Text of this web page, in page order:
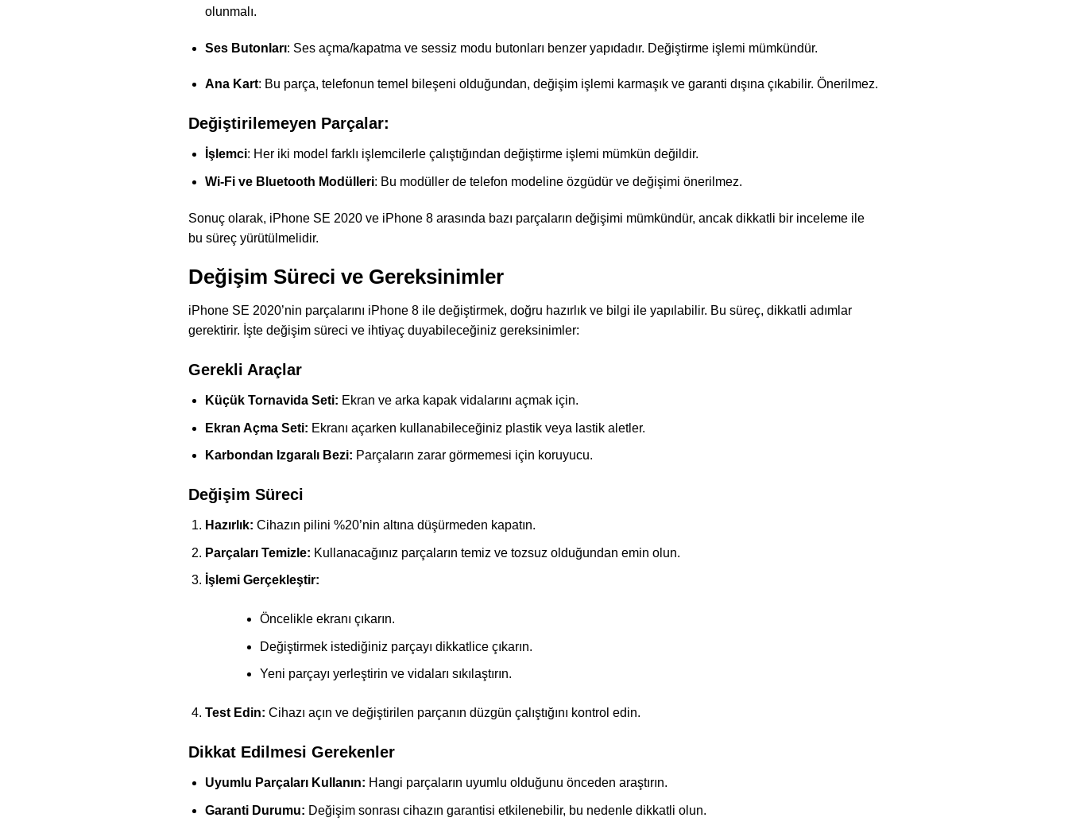
olunmalı.
Ses Butonları: Ses açma/kapatma ve sessiz modu butonları benzer yapıdadır. Değiştirme işlemi mümkündür.
Ana Kart: Bu parça, telefonun temel bileşeni olduğundan, değişim işlemi karmaşık ve garanti dışına çıkabilir. Önerilmez.
Değiştirilemeyen Parçalar:
İşlemci: Her iki model farklı işlemcilerle çalıştığından değiştirme işlemi mümkün değildir.
Wi-Fi ve Bluetooth Modülleri: Bu modüller de telefon modeline özgüdür ve değişimi önerilmez.
Sonuç olarak, iPhone SE 2020 ve iPhone 8 arasında bazı parçaların değişimi mümkündür, ancak dikkatli bir inceleme ile
bu süreç yürütülmelidir.
Değişim Süreci ve Gereksinimler
iPhone SE 2020’nin parçalarını iPhone 8 ile değiştirmek, doğru hazırlık ve bilgi ile yapılabilir. Bu süreç, dikkatli adımlar
gerektirir. İşte değişim süreci ve ihtiyaç duyabileceğiniz gereksinimler:
Gerekli Araçlar
Küçük Tornavida Seti: Ekran ve arka kapak vidalarını açmak için.
Ekran Açma Seti: Ekranı açarken kullanabileceğiniz plastik veya lastik aletler.
Karbondan Izgaralı Bezi: Parçaların zarar görmemesi için koruyucu.
Değişim Süreci
Hazırlık: Cihazın pilini %20’nin altına düşürmeden kapatın.
Parçaları Temizle: Kullanacağınız parçaların temiz ve tozsuz olduğundan emin olun.
İşlemi Gerçekleştir:
Öncelikle ekranı çıkarın.
Değiştirmek istediğiniz parçayı dikkatlice çıkarın.
Yeni parçayı yerleştirin ve vidaları sıkılaştırın.
Test Edin: Cihazı açın ve değiştirilen parçanın düzgün çalıştığını kontrol edin.
Dikkat Edilmesi Gerekenler
Uyumlu Parçaları Kullanın: Hangi parçaların uyumlu olduğunu önceden araştırın.
Garanti Durumu: Değişim sonrası cihazın garantisi etkilenebilir, bu nedenle dikkatli olun.